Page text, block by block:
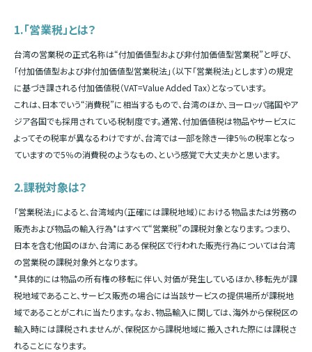
1.「営業税」とは？
台湾の営業税の正式名称は“付加価値型および非付加価値型営業税”と呼び、
「付加価値型および非付加価値型営業税法」（以下「営業税法」とします）の規定
に基づき課される付加価値税（VAT=Value Added Tax）となっています。
これは、日本でいう“消費税”に相当するもので、台湾のほか、ヨーロッパ諸国やア
ジア各国でも採用されている税制度です。通常、付加価値税は物品やサービスに
よってその税率が異なるわけですが、台湾では一部を除き一律5％の税率となっ
ていますので5％の消費税のようなもの、という感覚で大丈夫かと思います。
2.課税対象は？
「営業税法」によると、台湾域内（正確には課税地域）における物品または労務の
販売および物品の輸入行為*はすべて“営業税”の課税対象となります。つまり、
日本を含む他国のほか、台湾にある保税区で行われた販売行為については台湾
の営業税の課税対象外となります。
*具体的には物品の所有権の移転に伴い、対価が発生しているほか、移転先が課
税地域であること、サービス販売の場合には当該サービスの提供場所が課税地
域であることがこれに当たります。なお、物品輸入に関しては、海外から保税区の
輸入時には課税されませんが、保税区から課税地域に搬入された際には課税さ
れることになります。